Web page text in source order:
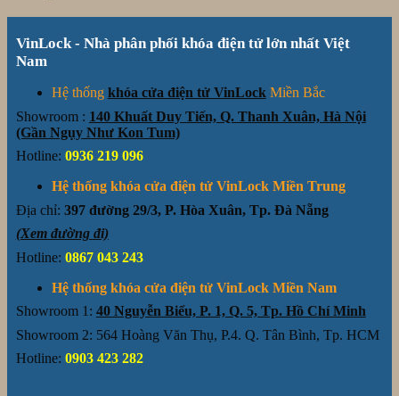
VinLock - Nhà phân phối khóa điện tử lớn nhất Việt
Nam
Hệ thống khóa cửa điện tử VinLock Miền Bắc
Showroom : 140 Khuất Duy Tiến, Q. Thanh Xuân, Hà Nội
(Gần Ngụy Như Kon Tum)
Hotline: 0936 219 096
Hệ thống khóa cửa điện tử VinLock Miền Trung
Địa chỉ: 397 đường 29/3, P. Hòa Xuân, Tp. Đà Nẵng
(Xem đường đi)
Hotline: 0867 043 243
Hệ thống khóa cửa điện tử VinLock Miền Nam
Showroom 1: 40 Nguyễn Biểu, P. 1, Q. 5, Tp. Hồ Chí Minh
Showroom 2: 564 Hoàng Văn Thụ, P.4. Q. Tân Bình, Tp. HCM
Hotline: 0903 423 282